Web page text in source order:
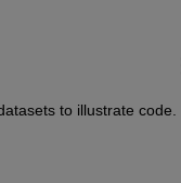
to illustrate code.